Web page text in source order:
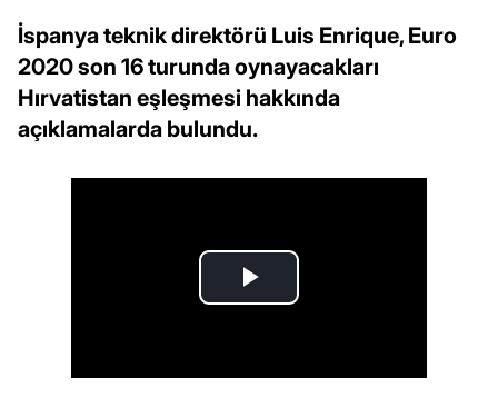
İspanya teknik direktörü Luis Enrique, Euro
2020 son 16 turunda oynayacakları
Hırvatistan eşleşmesi hakkında
açıklamalarda bulundu.